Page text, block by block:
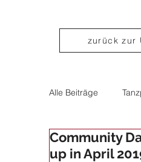
zurück zur
Alle Beiträge
Theater
Community
up in April